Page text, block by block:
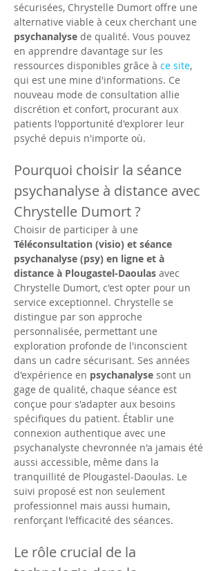
sécurisées, Chrystelle Dumort offre une
alternative viable à ceux cherchant une
psychanalyse de qualité. Vous pouvez
en apprendre davantage sur les
ressources disponibles grâce à ce site,
qui est une mine d'informations. Ce
nouveau mode de consultation allie
discrétion et confort, procurant aux
patients l'opportunité d'explorer leur
psyché depuis n'importe où.
Pourquoi choisir la séance
psychanalyse à distance avec
Chrystelle Dumort ?
Choisir de participer à une
Téléconsultation (visio) et séance
psychanalyse (psy) en ligne et à
distance à Plougastel-Daoulas avec
Chrystelle Dumort, c'est opter pour un
service exceptionnel. Chrystelle se
distingue par son approche
personnalisée, permettant une
exploration profonde de l'inconscient
dans un cadre sécurisant. Ses années
d'expérience en psychanalyse sont un
gage de qualité, chaque séance est
conçue pour s'adapter aux besoins
spécifiques du patient. Établir une
connexion authentique avec une
psychanalyste chevronnée n'a jamais été
aussi accessible, même dans la
tranquillité de Plougastel-Daoulas. Le
suivi proposé est non seulement
professionnel mais aussi humain,
renforçant l'efficacité des séances.
Le rôle crucial de la